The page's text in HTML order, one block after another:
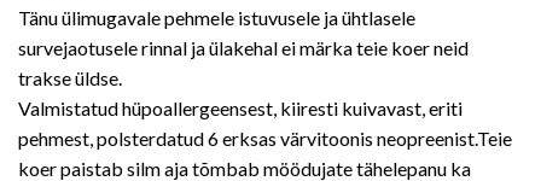
Tänu ülimugavale pehmele istuvusele ja ühtlasele
survejaotusele rinnal ja ülakehal ei märka teie koer neid
trakse üldse.
Valmistatud hüpoallergeensest, kiiresti kuivavast, eriti
pehmest, polsterdatud 6 erksas värvitoonis neopreenist.Teie
koer paistab silm aja tõmbab möödujate tähelepanu ka